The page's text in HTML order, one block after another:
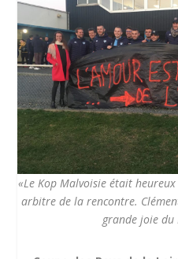
«Le Kop Malvoisie était
arbitre de la rencontre.
grande joie du